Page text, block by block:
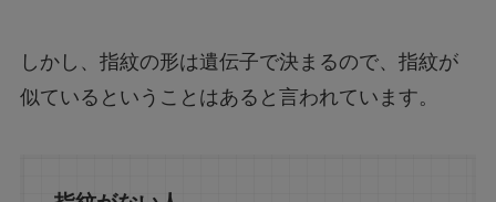
しかし、指紋の形は遺伝子で決まるので、指紋が
似ているということはあると言われています。